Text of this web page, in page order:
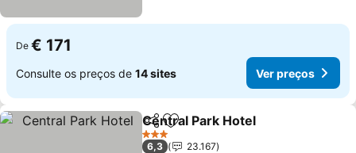
De € 171
Consulte os preços de 14 sites Ver preços
PartilharAdicionar aos favoritos
Central Park Hotel
3 Estrelas
6,3
23.167